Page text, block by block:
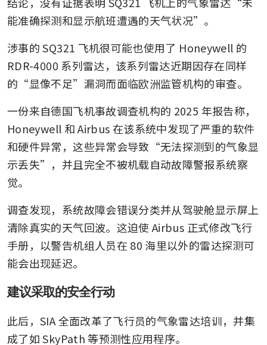
能准确探测和显示航班遭遇的天气状况”。
涉事的 SQ321 飞机很可能也使用了 Honeywell 的
RDR-4000 系列雷达，该系列雷达近期因存在同样
的“显像不足”漏洞而面临欧洲监管机构的审查。
一份来自德国飞机事故调查机构的 2025 年报告称，
Honeywell 和 Airbus 在该系统中发现了严重的软件
和硬件异常，这些异常会导致“无法探测到的气象显
示丢失”，并且完全不被机载自动故障警报系统察
觉。
调查发现，系统故障会错误分类并从驾驶舱显示屏上
清除真实的天气回波。这迫使 Airbus 正式修改飞行
手册，以警告机组人员在 80 海里以外的雷达探测可
能会出现延迟。
建议采取的安全行动
此后，SIA 全面改革了飞行员的气象雷达培训，并集
成了如 SkyPath 等预测性应用程序。